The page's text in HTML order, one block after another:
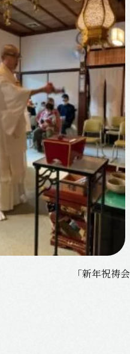
「新年祝祷